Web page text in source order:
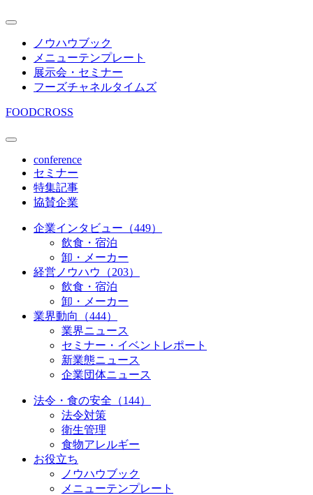
ノウハウブック
メニューテンプレート
展示会・セミナー
フーズチャネルタイムズ
FOODCROSS
conference
セミナー
特集記事
協賛企業
企業インタビュー（449）
飲食・宿泊
卸・メーカー
経営ノウハウ（203）
飲食・宿泊
卸・メーカー
業界動向（444）
業界ニュース
セミナー・イベントレポート
新業態ニュース
企業団体ニュース
法令・食の安全（144）
法令対策
衛生管理
食物アレルギー
お役立ち
ノウハウブック
メニューテンプレート